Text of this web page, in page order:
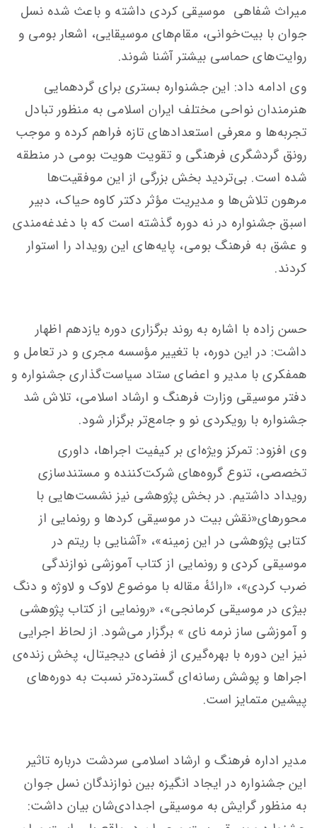
میراث شفاهی موسیقی کردی داشته و باعث شده نسل
جوان با بیت‌خوانی، مقام‌های موسیقایی، اشعار بومی و
روایت‌های حماسی بیشتر آشنا شوند.
وی ادامه داد: این جشنواره بستری برای گردهمایی
هنرمندان نواحی مختلف ایران اسلامی به منظور تبادل
تجربه‌ها و معرفی استعدادهای تازه فراهم کرده و موجب
رونق گردشگری فرهنگی و تقویت هویت بومی در منطقه
شده است. بی‌تردید بخش بزرگی از این موفقیت‌ها
مرهون تلاش‌ها و مدیریت مؤثر دکتر کاوه حیاک، دبیر
اسبق جشنواره در نه دوره گذشته است که با دغدغه‌مندی
و عشق به فرهنگ بومی، پایه‌های این رویداد را استوار
کردند.
حسن زاده با اشاره به روند برگزاری دوره یازدهم اظهار
داشت: در این دوره، با تغییر مؤسسه مجری و در تعامل و
همفکری با مدیر و اعضای ستاد سیاست‌گذاری جشنواره و
دفتر موسیقی وزارت فرهنگ و ارشاد اسلامی، تلاش شد
جشنواره با رویکردی نو و جامع‌تر برگزار شود.
وی افزود: تمرکز ویژه‌ای بر کیفیت اجراها، داوری
تخصصی، تنوع گروه‌های شرکت‌کننده و مستندسازی
رویداد داشتیم. در بخش پژوهشی نیز نشست‌هایی با
محورهای«نقش بیت در موسیقی کردها و رونمایی از
کتابی پژوهشی در این زمینه»، «آشنایی با ریتم در
موسیقی کردی و رونمایی از کتاب آموزشی نوازندگی
ضرب کردی»، «ارائهٔ مقاله با موضوع لاوک و لاوژه و دنگ
بیژی در موسیقی کرمانجی»، «رونمایی از کتاب پژوهشی
و آموزشی ساز نرمه نای » برگزار می‌شود. از لحاظ اجرایی
نیز این دوره با بهره‌گیری از فضای دیجیتال، پخش زنده‌ی
اجراها و پوشش رسانه‌ای گسترده‌تر نسبت به دوره‌های
پیشین متمایز است.
مدیر اداره فرهنگ و ارشاد اسلامی سردشت درباره تاثیر
این جشنواره در ایجاد انگیزه بین نوازندگان نسل جوان
به منظور گرایش به موسیقی اجدادی‌شان بیان داشت: